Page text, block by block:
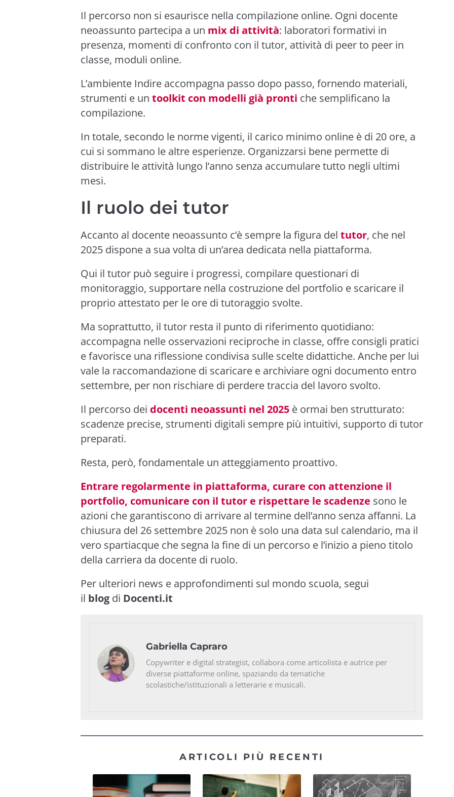
Il percorso non si esaurisce nella compilazione online. Ogni docente
neoassunto partecipa a un mix di attività: laboratori formativi in
presenza, momenti di confronto con il tutor, attività di peer to peer in
classe, moduli online.
L’ambiente Indire accompagna passo dopo passo, fornendo materiali,
strumenti e un toolkit con modelli già pronti che semplificano la
compilazione.
In totale, secondo le norme vigenti, il carico minimo online è di 20 ore, a
cui si sommano le altre esperienze. Organizzarsi bene permette di
distribuire le attività lungo l’anno senza accumulare tutto negli ultimi
mesi.
Il ruolo dei tutor
Accanto al docente neoassunto c’è sempre la figura del tutor, che nel
2025 dispone a sua volta di un’area dedicata nella piattaforma.
Qui il tutor può seguire i progressi, compilare questionari di
monitoraggio, supportare nella costruzione del portfolio e scaricare il
proprio attestato per le ore di tutoraggio svolte.
Ma soprattutto, il tutor resta il punto di riferimento quotidiano:
accompagna nelle osservazioni reciproche in classe, offre consigli pratici
e favorisce una riflessione condivisa sulle scelte didattiche. Anche per lui
vale la raccomandazione di scaricare e archiviare ogni documento entro
settembre, per non rischiare di perdere traccia del lavoro svolto.
Il percorso dei docenti neoassunti nel 2025 è ormai ben strutturato:
scadenze precise, strumenti digitali sempre più intuitivi, supporto di tutor
preparati.
Resta, però, fondamentale un atteggiamento proattivo.
Entrare regolarmente in piattaforma, curare con attenzione il
portfolio, comunicare con il tutor e rispettare le scadenze sono le
azioni che garantiscono di arrivare al termine dell’anno senza affanni. La
chiusura del 26 settembre 2025 non è solo una data sul calendario, ma il
vero spartiacque che segna la fine di un percorso e l’inizio a pieno titolo
della carriera da docente di ruolo.
Per ulteriori news e approfondimenti sul mondo scuola, segui
il blog di Docenti.it
Gabriella Capraro
Copywriter e digital strategist, collabora come articolista e autrice per
diverse piattaforme online, spaziando da tematiche
scolastiche/istituzionali a letterarie e musicali.
ARTICOLI PIÙ RECENTI